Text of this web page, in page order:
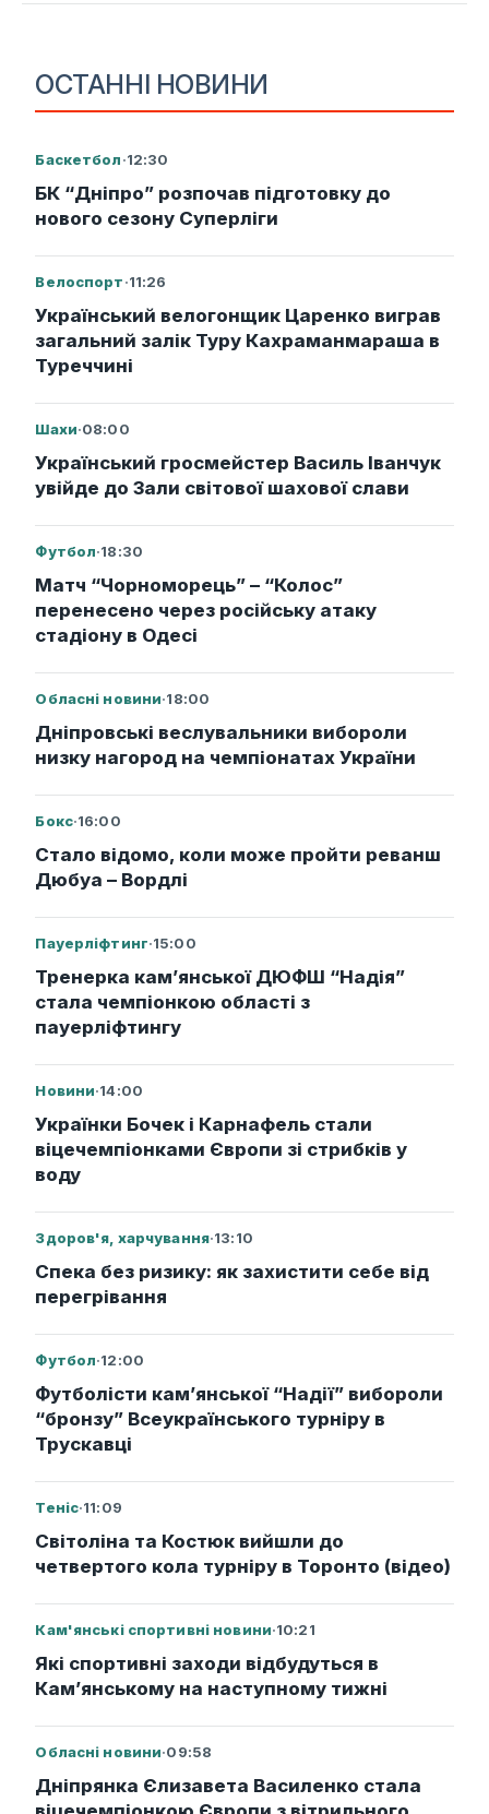
ОСТАННІ НОВИНИ
Баскетбол·12:30
БК “Дніпро” розпочав підготовку до
нового сезону Суперліги
Велоспорт·11:26
Український велогонщик Царенко виграв
загальний залік Туру Кахраманмараша в
Туреччині
Шахи·08:00
Український гросмейстер Василь Іванчук
увійде до Зали світової шахової слави
Футбол·18:30
Матч “Чорноморець” – “Колос”
перенесено через російську атаку
стадіону в Одесі
Обласні новини·18:00
Дніпровські веслувальники вибороли
низку нагород на чемпіонатах України
Бокс·16:00
Стало відомо, коли може пройти реванш
Дюбуа – Вордлі
Пауерліфтинг·15:00
Тренерка кам’янської ДЮФШ “Надія”
стала чемпіонкою області з
пауерліфтингу
Новини·14:00
Українки Бочек і Карнафель стали
віцечемпіонками Європи зі стрибків у
воду
Здоров'я, харчування·13:10
Спека без ризику: як захистити себе від
перегрівання
Футбол·12:00
Футболісти кам’янської “Надії” вибороли
“бронзу” Всеукраїнського турніру в
Трускавці
Теніс·11:09
Світоліна та Костюк вийшли до
четвертого кола турніру в Торонто (відео)
Кам'янські спортивні новини·10:21
Які спортивні заходи відбудуться в
Кам’янському на наступному тижні
Обласні новини·09:58
Дніпрянка Єлизавета Василенко стала